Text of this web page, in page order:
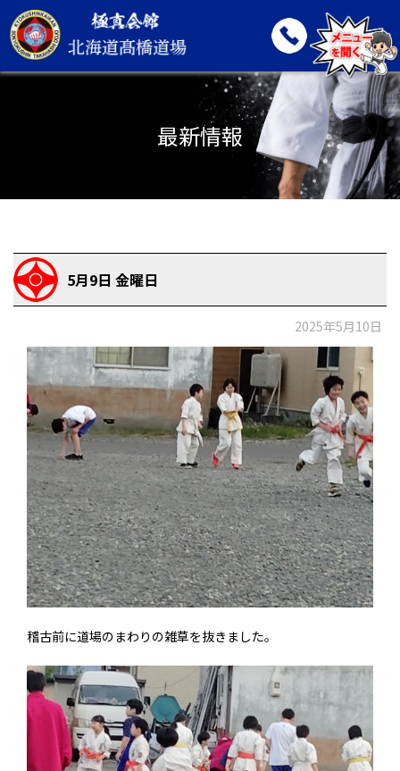
最新情報
5月9日 金曜日
2025年5月10日
稽古前に道場のまわりの雑草を抜きました。